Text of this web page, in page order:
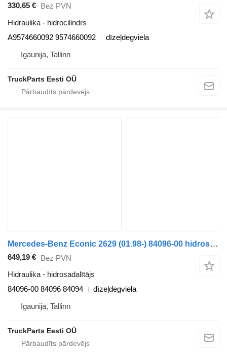
330,65 € Bez PVN
Hidraulika - hidrocilindrs
A9574660092 9574660092
dīzeļdegviela
Igaunija, Tallinn
TruckParts Eesti OÜ
Mercedes-Benz Econic 2629 (01.98-) 84096-00 hidrosadalītājs paredzēts Mercedes-Benz Econic (1998-2014) vilcēja
649,19 € Bez PVN
Hidraulika - hidrosadalītājs
84096-00 84096 84094
dīzeļdegviela
Igaunija, Tallinn
TruckParts Eesti OÜ